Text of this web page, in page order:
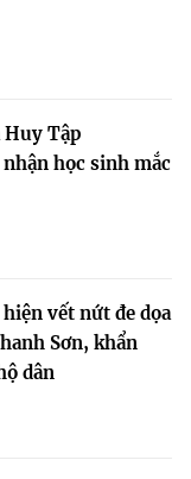
Huy Tập
học sinh mắc
vết nứt đe dọa
Sơn, khẩn
dân